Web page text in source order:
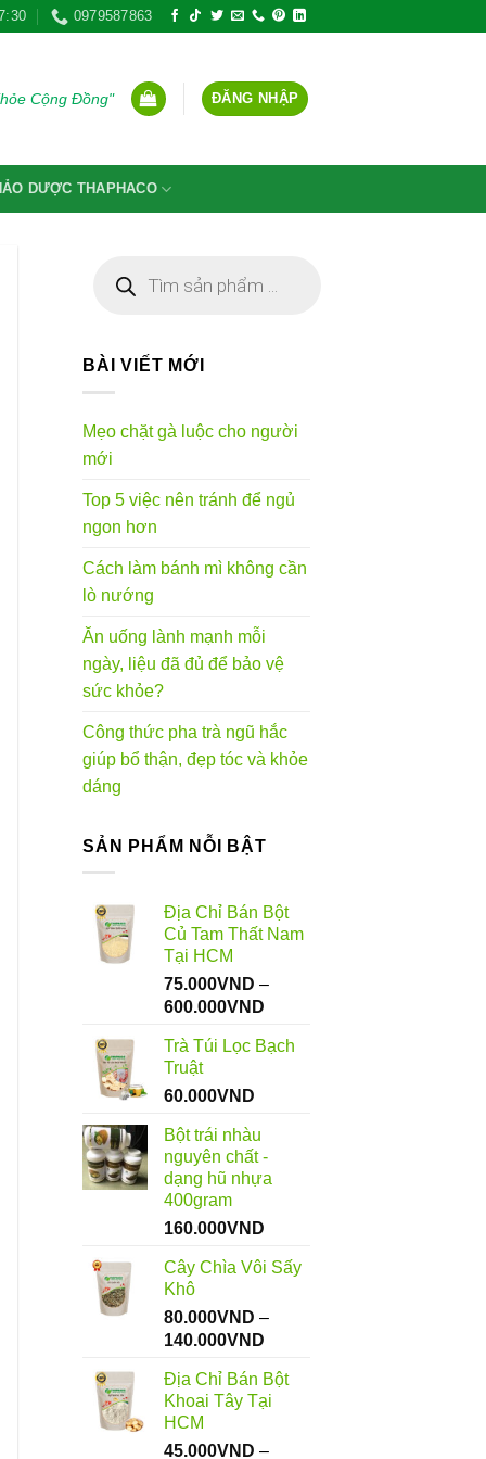
0979587863
Cộng Đồng" ĐĂNG NHẬP
DƯỢC THAPHACO
kiếm
BÀI VIẾT MỚI
Mẹo chặt gà luộc cho người
mới
Top 5 việc nên tránh để ngủ
ngon hơn
Cách làm bánh mì không cần
lò nướng
Ăn uống lành mạnh mỗi
ngày, liệu đã đủ để bảo vệ
sức khỏe?
Công thức pha trà ngũ hắc
giúp bổ thận, đẹp tóc và khỏe
dáng
SẢN PHẨM NỖI BẬT
Địa Chỉ Bán Bột
Củ Tam Thất Nam
Tại HCM
75.000VND –
600.000VND
từ
Trà Túi Lọc Bạch
Truật
60.000VND
Bột trái nhàu
nguyên chất -
dạng hũ nhựa
400gram
160.000VND
Cây Chìa Vôi Sấy
Khô
80.000VND –
140.000VND
từ
80.000VND
140.000VND
Địa Chỉ Bán Bột
Khoai Tây Tại
HCM
45.000VND –